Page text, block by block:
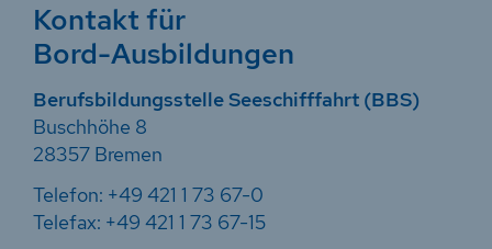
Bremen
Herm. Dauelsberg GmbH & Co. KG
Weltweit
Massengut, Container
Kontakt für
Bord-Ausbildungen
Berufsbildungsstelle Seeschifffahrt (BBS)
Buschhöhe 8
28357 Bremen
Telefon: +49 421 1 73 67-0
Telefax: +49 421 1 73 67-15